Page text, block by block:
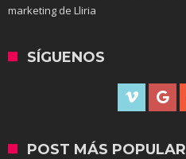
marketing de Lliria
SÍGUENOS
POST MÁS